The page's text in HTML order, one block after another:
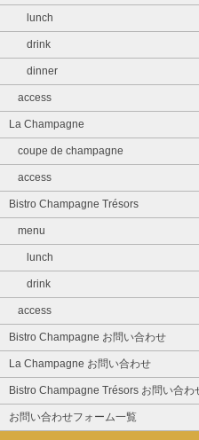
lunch
drink
dinner
access
La Champagne
coupe de champagne
access
Bistro Champagne Trésors
menu
lunch
drink
access
Bistro Champagne お問い合わせ
La Champagne お問い合わせ
Bistro Champagne Trésors お問い合わ
お問い合わせフォーム一覧